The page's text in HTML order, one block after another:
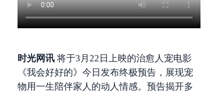
时光网讯 将于3月22日上映的治愈人宠电影
《我会好好的》今日发布终极预告，展现宠
物用一生陪伴家人的动人情感。预告揭开多